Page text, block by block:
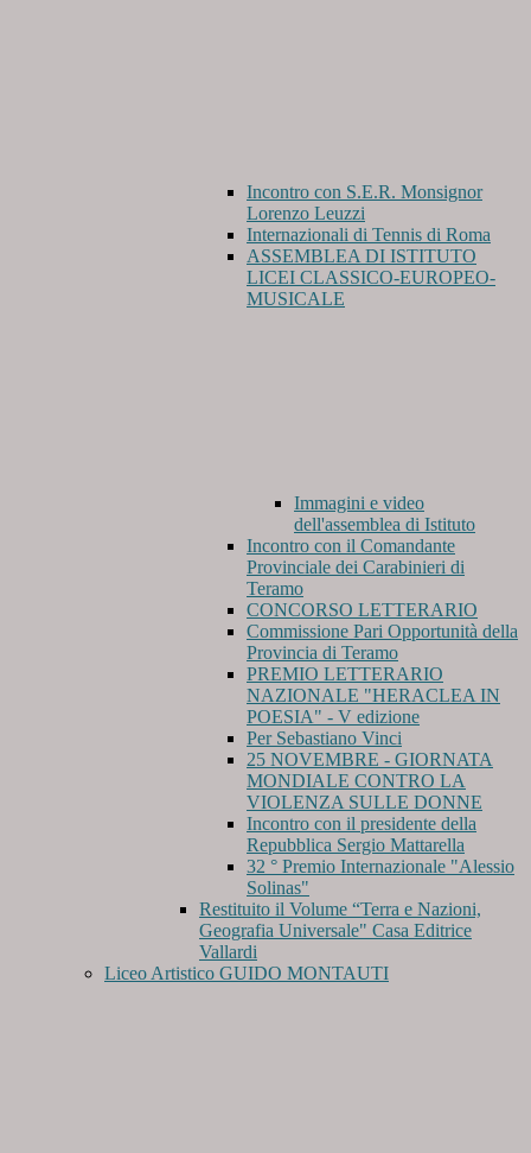
Incontro con S.E.R. Monsignor
Lorenzo Leuzzi
Internazionali di Tennis di Roma
ASSEMBLEA DI ISTITUTO
LICEI CLASSICO-EUROPEO-
MUSICALE
Immagini e video
dell'assemblea di Istituto
Incontro con il Comandante
Provinciale dei Carabinieri di
Teramo
CONCORSO LETTERARIO
Commissione Pari Opportunità della
Provincia di Teramo
PREMIO LETTERARIO
NAZIONALE "HERACLEA IN
POESIA" - V edizione
Per Sebastiano Vinci
25 NOVEMBRE - GIORNATA
MONDIALE CONTRO LA
VIOLENZA SULLE DONNE
Incontro con il presidente della
Repubblica Sergio Mattarella
32 ° Premio Internazionale "Alessio
Solinas"
Restituito il Volume “Terra e Nazioni,
Geografia Universale" Casa Editrice
Vallardi
Liceo Artistico GUIDO MONTAUTI